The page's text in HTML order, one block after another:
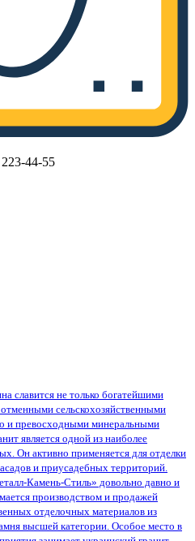
44-55
славится не только богатейшими
сельскохозяйственными
и превосходными минеральными
является одной из наиболее
Он активно применяется для отделки
и приусадебных территорий.
Камень-Стиль» довольно давно и
производством и продажей
отделочных материалов из
высшей категории. Особое место в